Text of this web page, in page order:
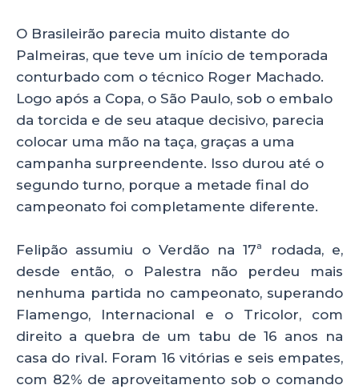
O Brasileirão parecia muito distante do
Palmeiras, que teve um início de temporada
conturbado com o técnico Roger Machado.
Logo após a Copa, o São Paulo, sob o embalo
da torcida e de seu ataque decisivo, parecia
colocar uma mão na taça, graças a uma
campanha surpreendente. Isso durou até o
segundo turno, porque a metade final do
campeonato foi completamente diferente.
Felipão assumiu o Verdão na 17ª rodada, e,
desde então, o Palestra não perdeu mais
nenhuma partida no campeonato, superando
Flamengo, Internacional e o Tricolor, com
direito a quebra de um tabu de 16 anos na
casa do rival. Foram 16 vitórias e seis empates,
com 82% de aproveitamento sob o comando